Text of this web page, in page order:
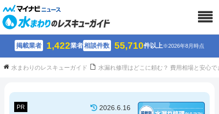
掲載業者 1,422業者相談件数 55,710件以上※2026年8月時点
水まわりのレスキューガイド 水漏れ修理はどこに頼む？ 費用相場と安心で
PR 2026.6.16